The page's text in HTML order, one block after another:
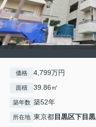
価格 4,799万円
面積 39.86㎡
築年数 築52年
所在地 東京都目黒区下目黒